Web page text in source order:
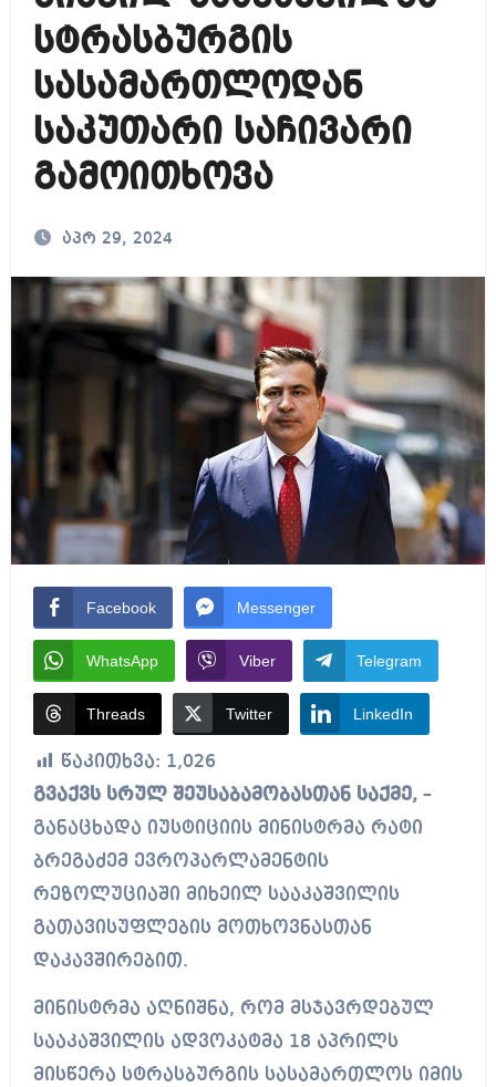
სტრასბურგის
სასამართლოდან
საკუთარი საჩივარი
გამოითხოვა
აპრ 29, 2024
Facebook Messenger
WhatsApp Viber Telegram
Threads Twitter LinkedIn
წაკითხვა: 1,026
გვაქვს სრულ შეუსაბამობასთან საქმე,–
განაცხადა იუსტიციის მინისტრმა რატი
ბრეგაძემ ევროპარლამენტის
რეზოლუციაში მიხეილ სააკაშვილის
გათავისუფლების მოთხოვნასთან
დაკავშირებით.
მინისტრმა აღნიშნა, რომ მსჯავრდებულ
სააკაშვილის ადვოკატმა 18 აპრილს
მისწერა სტრასბურგის სასამართლოს იმის